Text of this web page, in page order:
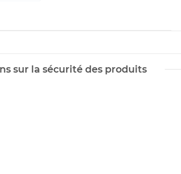
sur la sécurité des produits